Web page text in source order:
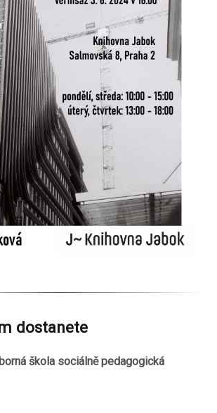
dostanete
škola sociálně pedagogická